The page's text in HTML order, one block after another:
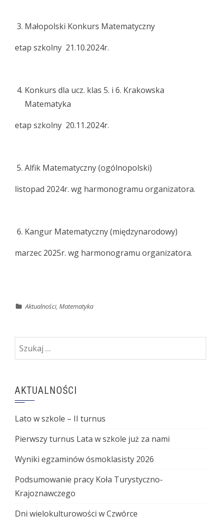
Małopolski Konkurs Matematyczny
etap szkolny 21.10.2024r.
Konkurs dla ucz. klas 5. i 6. Krakowska
Matematyka
etap szkolny 20.11.2024r.
Alfik Matematyczny (ogólnopolski)
listopad 2024r. wg harmonogramu organizatora.
Kangur Matematyczny (międzynarodowy)
marzec 2025r. wg harmonogramu organizatora.
Aktualności,Matematyka
Szukaj:
AKTUALNOŚCI
Lato w szkole – II turnus
Pierwszy turnus Lata w szkole już za nami
Wyniki egzaminów ósmoklasisty 2026
Podsumowanie pracy Koła Turystyczno-
Krajoznawczego
Dni wielokulturowości w Czwórce